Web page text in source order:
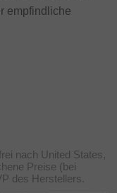
empfindliche
nach United States,
Preise (bei
des Herstellers.